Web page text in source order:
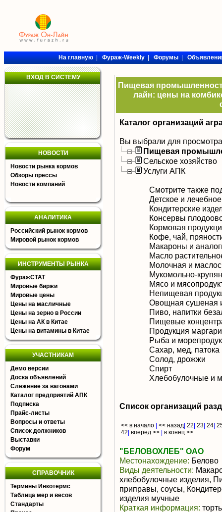
На главную|Фураж-Weekly|Форумы|
ВХОД В СИСТЕМУ
НОВОСТИ
Новости рынка кормов
Обзоры прессы
Новости компаний
АНАЛИТИКА
Российский рынок кормов
Мировой рынок кормов
ИНСТРУМЕНТЫ РЫНКА
ФуражСТАТ
Мировые биржи
Мировые цены
Цены на масличные
Цены на зерно в России
Цены на АК в Китае
Цены на витамины в Китае
УЧАСТНИКАМ
Демо версии
Доска объявлений
Слежение за вагонами
Каталог предприятий АПК
Подписка
Прайс-листы
Вопросы и ответы
Список должников
Выставки
Форум
СПРАВОЧНИК
Термины Инкотермс
Таблица мер и весов
Стандарты
Пищевая
лайн: цены на
Каталог организаций
Вы выбрали для
Пищевая
Сельское хозяйство
Услуги АПК
Смотрите также
Детское и
Кондитерские
Консервы
Кормовая
Кофе, чай,
Макароны и
Масло
Молочная и
Мукомольно-
Мясо и
Непищевая
Овощная сушеная
Пиво, напитки
Пищевые
Продукция
Рыба и
Сахар, мед, патока
Солод, дрожжи
Спирт
Хлебобулочные и
Список организаций
<< в начало << назад 22 23 24
42 вперед >> в конец >>
"БЕЛОВОХЛЕБ" ОАО
Местонахождение: Белово
Виды деятельности:
хлебобулочные изделия,
приправы, соусы,
изделия мучные
Краткая информация: